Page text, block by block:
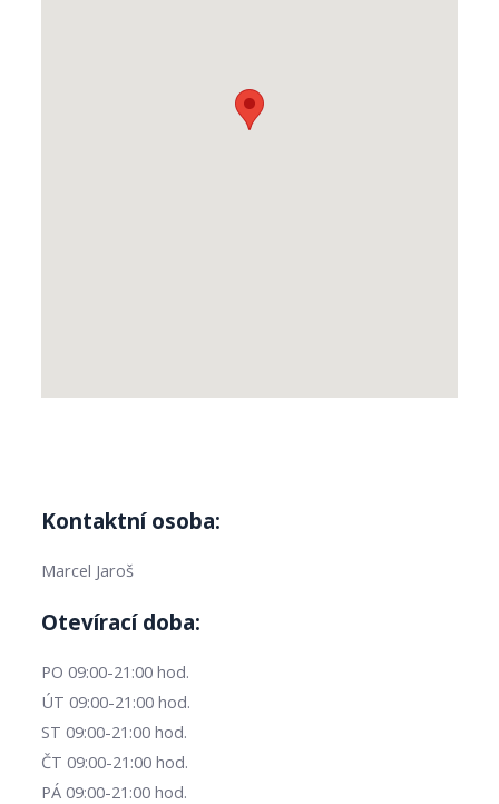
Kontaktní osoba:
Marcel Jaroš
Otevírací doba:
PO 09:00-21:00 hod.
ÚT 09:00-21:00 hod.
ST 09:00-21:00 hod.
ČT 09:00-21:00 hod.
PÁ 09:00-21:00 hod.